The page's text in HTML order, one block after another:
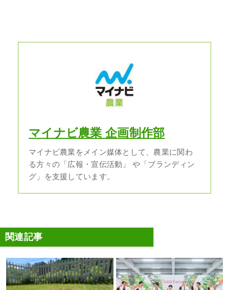
マイナビ農業 企画制作部
マイナビ農業をメイン媒体として、農業に関わ
る方々の「広報・宣伝活動」 や「ブランディン
グ」を支援しています。
関連記事